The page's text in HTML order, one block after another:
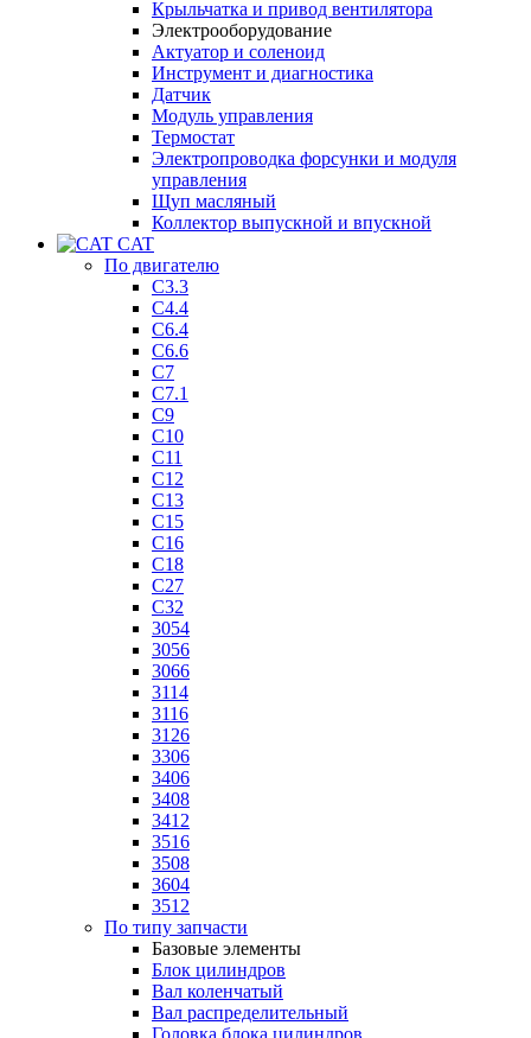
Крыльчатка и привод вентилятора
Электрооборудование
Актуатор и соленоид
Инструмент и диагностика
Датчик
Модуль управления
Термостат
Электропроводка форсунки и модуля
управления
Щуп масляный
Коллектор выпускной и впускной
CAT
По двигателю
C3.3
C4.4
C6.4
C6.6
C7
C7.1
C9
C10
C11
C12
C13
C15
C16
C18
C27
C32
3054
3056
3066
3114
3116
3126
3306
3406
3408
3412
3516
3508
3604
3512
По типу запчасти
Базовые элементы
Блок цилиндров
Вал коленчатый
Вал распределительный
Головка блока цилиндров